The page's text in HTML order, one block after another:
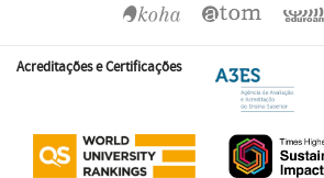
Acreditações e Certificações